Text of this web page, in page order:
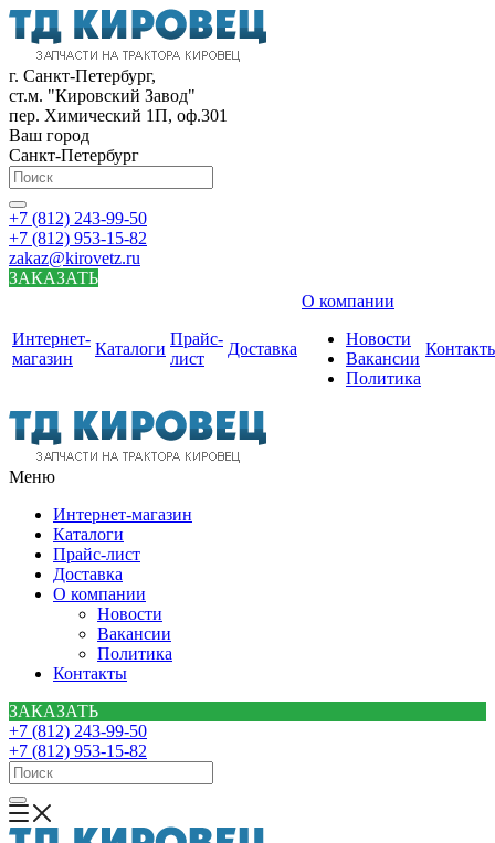
г. Санкт-Петербург,
ст.м. "Кировский Завод"
пер. Химический 1П, оф.301
Ваш город
Санкт-Петербург
+7 (812) 243-99-50
+7 (812) 953-15-82
zakaz@kirovetz.ru
ЗАКАЗАТЬ
Интернет-
магазин
Каталоги
Прайс-
лист
Доставка
О компании
Новости
Вакансии
Политика
Меню
Интернет-магазин
Каталоги
Прайс-лист
Доставка
О компании
Новости
Вакансии
Политика
Контакты
ЗАКАЗАТЬ
+7 (812) 243-99-50
+7 (812) 953-15-82